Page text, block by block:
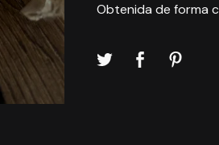
Obtenida de forma